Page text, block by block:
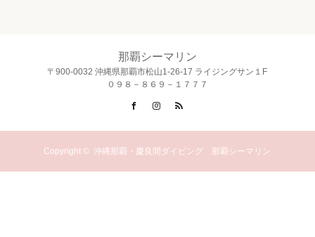
那覇シーマリン
〒900-0032 沖縄県那覇市松山1-26-17 ライジングサン１F
０９８－８６９－１７７７
FacebookInstagram
Copyright ©沖縄那覇・慶良間ダイビング 那覇シーマリン